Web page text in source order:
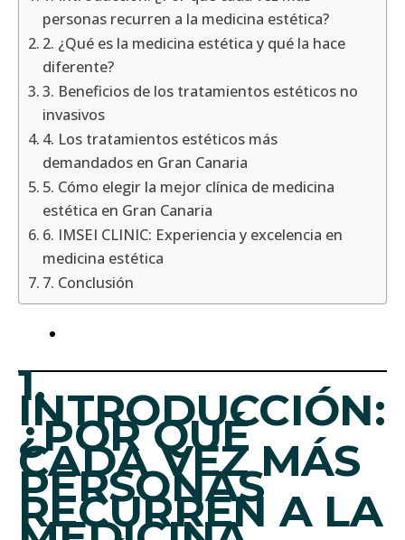
personas recurren a la medicina estética?
2. ¿Qué es la medicina estética y qué la hace
diferente?
3. Beneficios de los tratamientos estéticos no
invasivos
4. Los tratamientos estéticos más
demandados en Gran Canaria
5. Cómo elegir la mejor clínica de medicina
estética en Gran Canaria
6. IMSEI CLINIC: Experiencia y excelencia en
medicina estética
7. Conclusión
1.
INTRODUCCIÓN:
¿POR QUÉ
CADA VEZ MÁS
PERSONAS
RECURREN A LA